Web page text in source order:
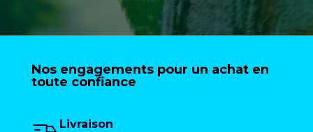
Nos engagements pour un achat en
toute confiance
Livraison